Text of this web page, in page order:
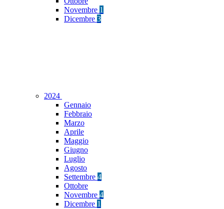
Novembre 1
Dicembre 3
2024
Gennaio
Febbraio
Marzo
Aprile
Maggio
Giugno
Luglio
Agosto
Settembre 4
Ottobre
Novembre 4
Dicembre 1